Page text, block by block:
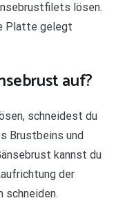
lösen.
Platte gelegt
auf?
schneidest du
Brustbeins und
kannst du
der
schneiden.